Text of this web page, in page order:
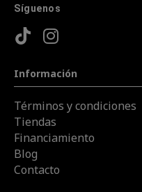
Síguenos
Información
Términos y condiciones
Tiendas
Financiamiento
Blog
Contacto